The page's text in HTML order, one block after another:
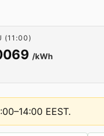
(11:00)
/kWh
EEST.